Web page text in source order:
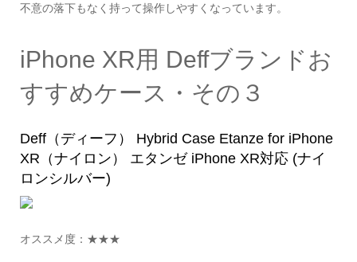
不意の落下もなく持って操作しやすくなっています。
iPhone XR用 Deffブランドお
すすめケース・その３
Deff（ディーフ） Hybrid Case Etanze for iPhone
XR（ナイロン） エタンゼ iPhone XR対応 (ナイ
ロンシルバー)
オススメ度：★★★